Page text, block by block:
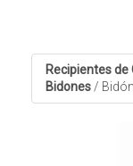
Recipientes de
Bidones /